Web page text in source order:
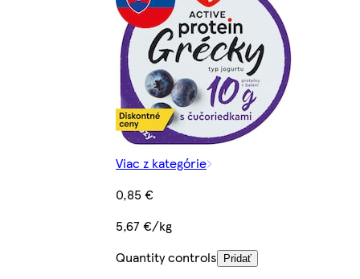
Viac z kategórie
0,85 €
5,67 €/kg
Quantity controls
Pridať